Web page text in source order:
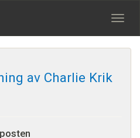
Meny
av Charlie Krik